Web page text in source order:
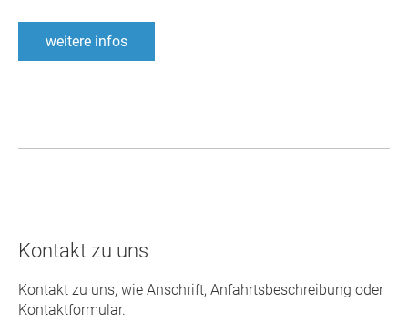
weitere infos
Kontakt zu uns
Kontakt zu uns, wie Anschrift, Anfahrtsbeschreibung oder
Kontaktformular.